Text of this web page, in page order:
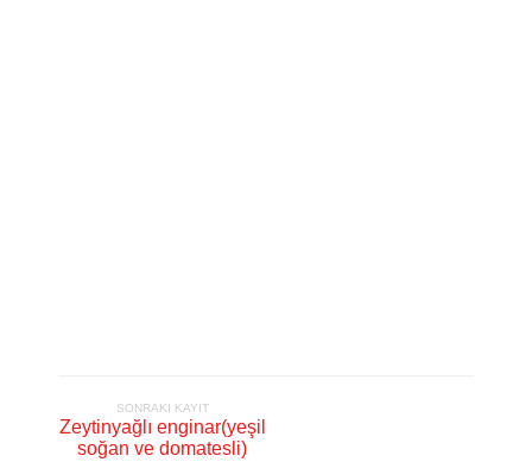
SONRAKI KAYIT
Zeytinyağlı enginar(yeşil
soğan ve domatesli)